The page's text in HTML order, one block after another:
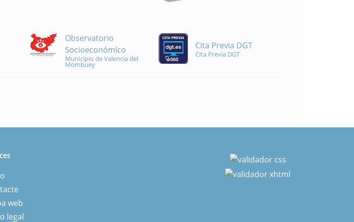
Observatorio
Socioeconómíco
Municipio de Valencia del
Mombuey
Cita Previa DGT
Cita Previa DGT
web
legal